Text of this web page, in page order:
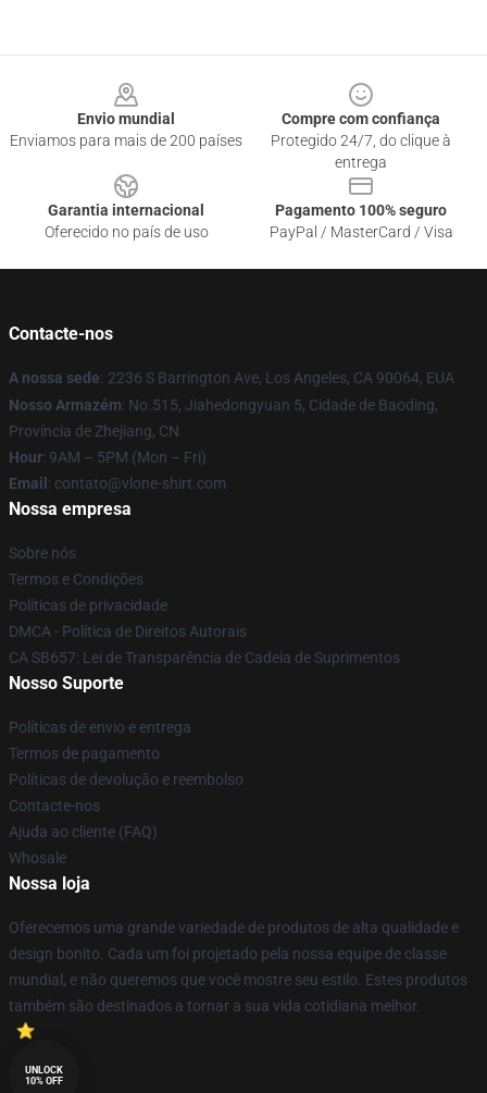
Envio mundial
Enviamos para mais de 200 países
Compre com confiança
Protegido 24/7, do clique à
entrega
Garantia internacional
Oferecido no país de uso
Pagamento 100% seguro
PayPal / MasterCard / Visa
Contacte-nos
A nossa sede: 2236 S Barrington Ave, Los Angeles, CA 90064, EUA
Nosso Armazém: No.515, Jiahedongyuan 5, Cidade de Baoding,
Província de Zhejiang, CN
Hour: 9AM – 5PM (Mon – Fri)
Email : contato@vlone-shirt.com
Nossa empresa
Sobre nós
Termos e Condições
Políticas de privacidade
DMCA - Política de Direitos Autorais
CA SB657: Lei de Transparência de Cadeia de Suprimentos
Nosso Suporte
Políticas de envio e entrega
Termos de pagamento
Políticas de devolução e reembolso
Contacte-nos
Ajuda ao cliente (FAQ)
Whosale
Nossa loja
Oferecemos uma grande variedade de produtos de alta qualidade e
design bonito. Cada um foi projetado pela nossa equipe de classe
mundial, e não queremos que você mostre seu estilo. Estes produtos
também são destinados a tornar a sua vida cotidiana melhor.
UNLOCK
10% OFF